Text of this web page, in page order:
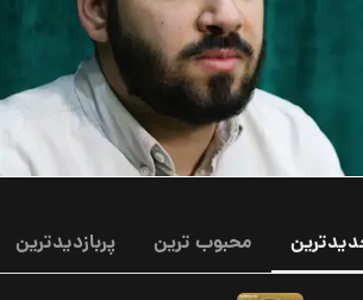
محبوب ترین پربازدیدترین